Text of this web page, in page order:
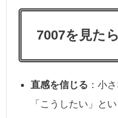
7007を見た
直感を信じる ：小
「こうしたい」と